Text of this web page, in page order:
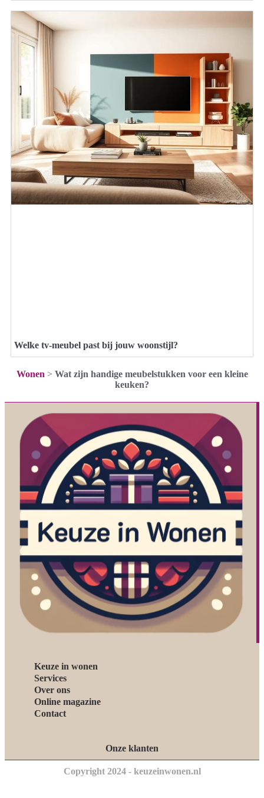
Welke tv-meubel past bij jouw woonstijl?
Wonen > Wat zijn handige meubelstukken voor een kleine
keuken?
Keuze in wonen
Services
Over ons
Online magazine
Contact
Onze klanten
Copyright 2024 - keuzeinwonen.nl